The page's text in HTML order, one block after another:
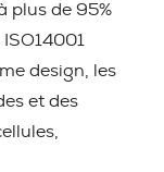
plus de 95%
design, les
et des